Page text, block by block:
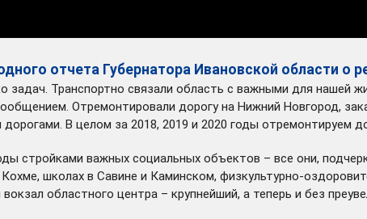
отчета Губернатора Ивановской области о
задач. Транспортно связали область с важными для
Отремонтировали дорогу на Нижний Новгород,
В целом за 2018, 2019 и 2020 годы отремонтируем
стройками важных социальных объектов – все они,
школах в Савине и Каминском, физкультурно-
областного центра – крупнейший, а теперь и без